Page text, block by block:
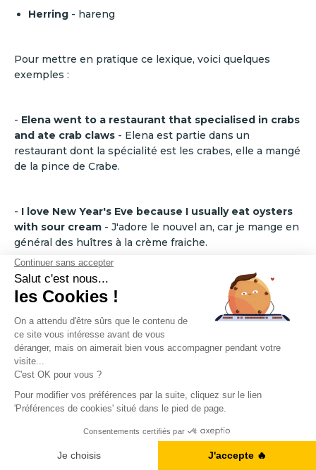
Herring - hareng
Pour mettre en pratique ce lexique, voici quelques
exemples :
- Elena went to a restaurant that specialised in crabs
and ate crab claws - Elena est partie dans un
restaurant dont la spécialité est les crabes, elle a mangé
de la pince de Crabe.
- I love New Year's Eve because I usually eat oysters
with sour cream - J'adore le nouvel an, car je mange en
général des huîtres à la crème fraiche.
-
Tom is on a sports programme so he eats rice with
salmon almost every day
- Tom suit un programme
sportif donc il mange du riz avec du saumon presque
tous les jours.
Vocabulaire de la
cuisine en anglais :
Desserts et Sucreries
A1, B2, C1... Vous en êtes où ?
Je fais le test